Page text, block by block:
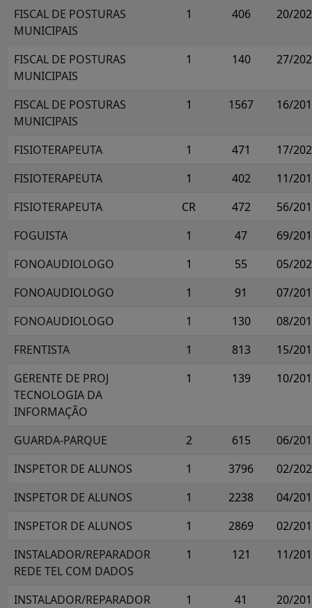
FISCAL DE POSTURAS
MUNICIPAIS
1 406 20/
FISCAL DE POSTURAS
MUNICIPAIS
1 140 27/
FISCAL DE POSTURAS
MUNICIPAIS
1 1567 16/
FISIOTERAPEUTA 1 471
17/
FISIOTERAPEUTA
1 402
11/
FISIOTERAPEUTA
CR 472
56/
FOGUISTA
1 47
69/
FONOAUDIOLOGO
1 55
05/
FONOAUDIOLOGO
1 91
07/
FONOAUDIOLOGO
1 130
08/
FRENTISTA
1 813
15/
GERENTE DE PROJ
TECNOLOGIA DA
INFORMAÇÃO
1 139 10/
GUARDA-PARQUE 2 615
06/
INSPETOR DE ALUNOS
1 3796
02/
INSPETOR DE ALUNOS
1 2238
04/
INSPETOR DE ALUNOS
1 2869
02/
INSTALADOR/REPARADOR
REDE TEL COM DADOS
1 121 11/
INSTALADOR/REPARADOR
1 41 20/